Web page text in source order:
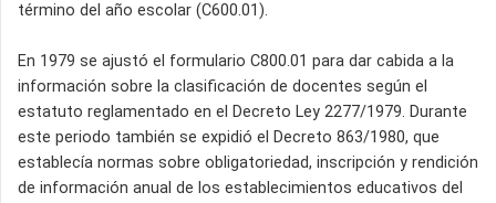
término del año escolar (C600.01).
En 1979 se ajustó el formulario C800.01 para dar cabida a la
información sobre la clasificación de docentes según el
estatuto reglamentado en el Decreto Ley 2277/1979. Durante
este periodo también se expidió el Decreto 863/1980, que
establecía normas sobre obligatoriedad, inscripción y rendición
de información anual de los establecimientos educativos del